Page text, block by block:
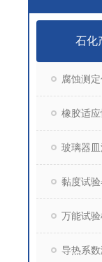
石化
腐蚀测定
橡胶适
玻璃器
黏度试验
万能试
导热系